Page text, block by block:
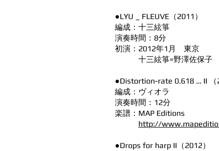
●LYU _ FLEUVE（2011）
編成：十三絃箏
演奏時間：8分
初演：2012年1月 東京
十三絃箏=野澤佐保子
●Distortion-rate 0.618 … II （
編成：ヴィオラ
演奏時間：12分
楽譜：MAP Editions
http://
●Drops for harp II（2012）